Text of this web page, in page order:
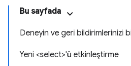
Bu sayfada
Deneyin ve geri bildirimlerinizi
Yeni <select>'ü etkinleştirme